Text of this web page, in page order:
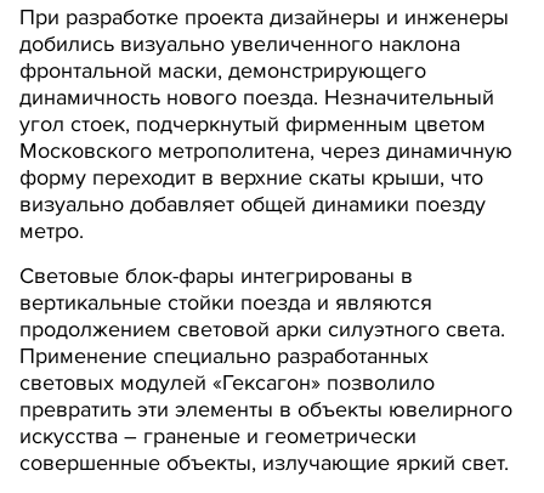
При разработке проекта дизайнеры и инженеры
добились визуально увеличенного наклона
фронтальной маски, демонстрирующего
динамичность нового поезда. Незначительный
угол стоек, подчеркнутый фирменным цветом
Московского метрополитена, через динамичную
форму переходит в верхние скаты крыши, что
визуально добавляет общей динамики поезду
метро.
Световые блок-фары интегрированы в
вертикальные стойки поезда и являются
продолжением световой арки силуэтного света.
Применение специально разработанных
световых модулей «Гексагон» позволило
превратить эти элементы в объекты ювелирного
искусства – граненые и геометрически
совершенные объекты, излучающие яркий свет.